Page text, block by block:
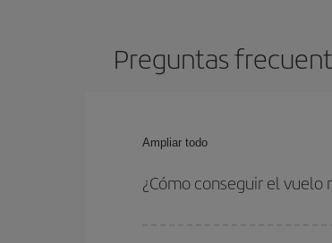
Preguntas
Ampliar todo
¿Cómo conseguir el vuelo